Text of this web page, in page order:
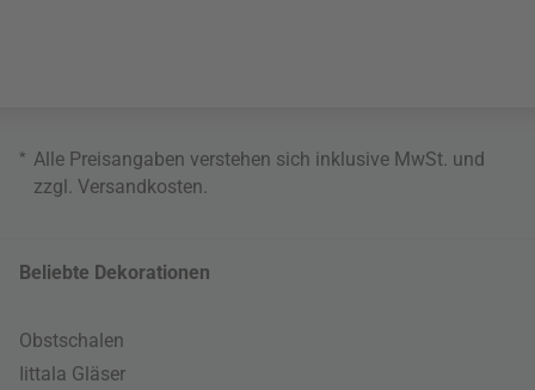
* Alle Preisangaben verstehen sich inklusive MwSt. und
zzgl. Versandkosten
Beliebte Dekorationen
Obstschalen
Iittala Gläser